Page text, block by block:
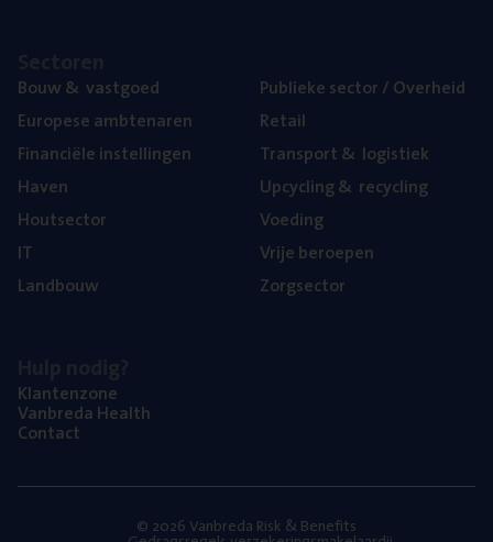
Bouw& vastgoed
Euro­pe­se ambtenaren
Finan­ci­ë­le instellingen
Haven
Hout­sec­tor
IT
Land­bouw
Publie­ke sec­tor / Overheid
Retail
Trans­port& logistiek
Upcy­cling& recycling
Voe­ding
Vrije beroe­pen
Zorg­sec­tor
Klan­ten­zo­ne
Van­b­re­da Health
Con­tact
© 2026 Vanbreda Risk & Benefits